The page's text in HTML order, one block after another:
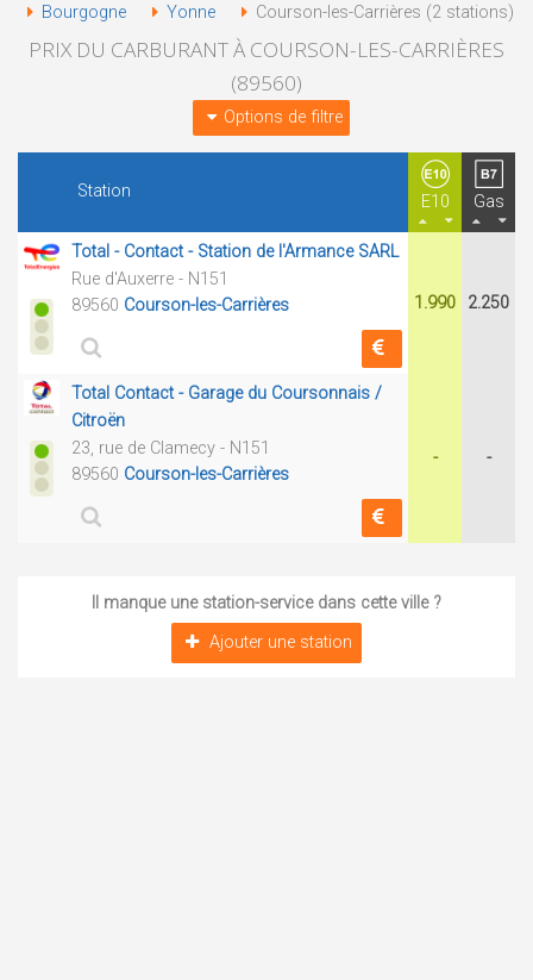
Bourgogne Yonne Courson-les-Carrières (2 stations)
PRIX DU CARBURANT À COURSON-LES-CARRIÈRES
(89560)
Options de filtre
Station
E10 Gas
Total - Contact - Station de l'Armance SARL
Rue d'Auxerre - N151
89560 Courson-les-Carrières 1.990 2.250
Total Contact - Garage du Coursonnais /
Citroën
23, rue de Clamecy - N151
89560 Courson-les-Carrières
- -
Il manque une station-service dans cette ville ?
Ajouter une station